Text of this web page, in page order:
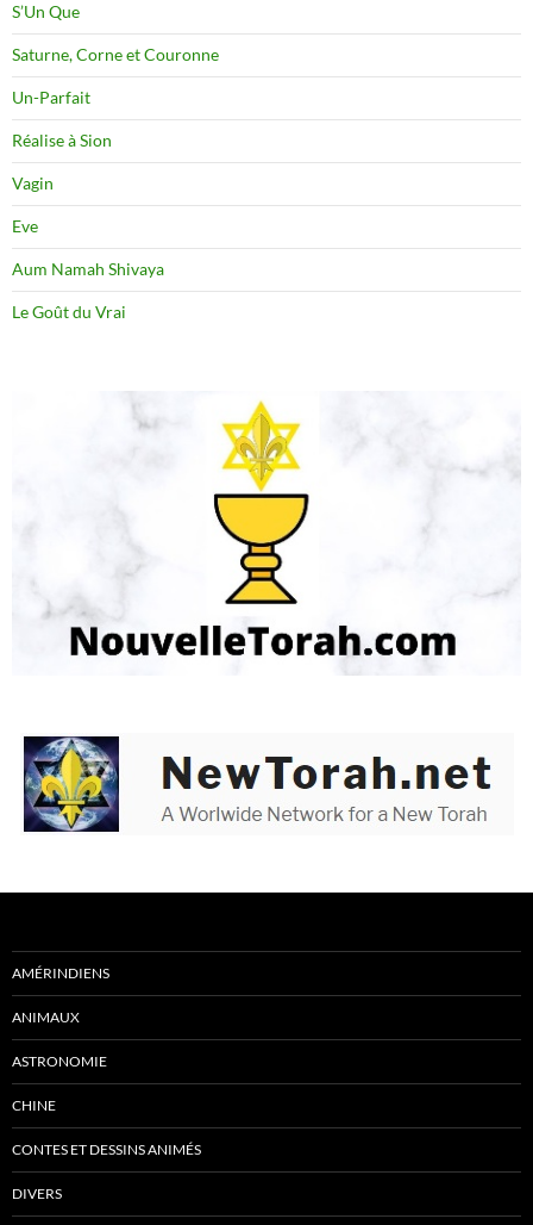
S’Un Que
Saturne, Corne et Couronne
Un-Parfait
Réalise à Sion
Vagin
Eve
Aum Namah Shivaya
Le Goût du Vrai
AMÉRINDIENS
ANIMAUX
ASTRONOMIE
CHINE
CONTES ET DESSINS ANIMÉS
DIVERS